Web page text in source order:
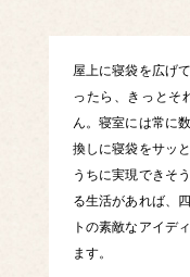
屋上に寝袋を広げ
ったら、きっとそ
ん。寝室には常に
換しに寝袋をサッ
うちに実現できそ
る生活があれば、
トの素敵なアイデ
ます。